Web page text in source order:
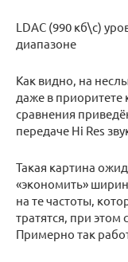
LDAC (990 кб\с)
диапазоне
Как видно, на
даже в приоритете
сравнения
передаче Hi Res
Такая картина
«экономить»
на те частоты,
тратятся, при этом
Примерно так